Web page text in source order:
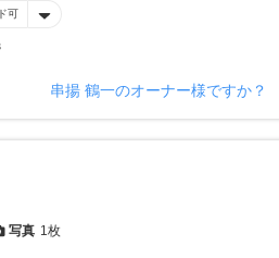
可
串揚 鶴一のオーナー様ですか？
写真 1枚